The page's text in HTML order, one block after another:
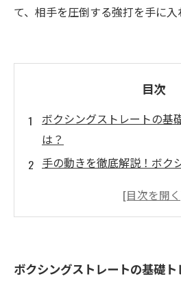
て、相手を圧倒する強打を手に入
目次
ボクシングストレートの基
は？
手の動きを徹底解説！ボク
上達のポイントはココ！ボ
トレーニングメニューを紹
ボクシングストレートの基礎